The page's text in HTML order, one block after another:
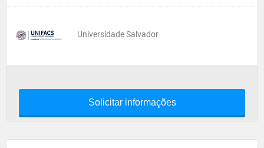
Universidade Salvador
Solicitar informações